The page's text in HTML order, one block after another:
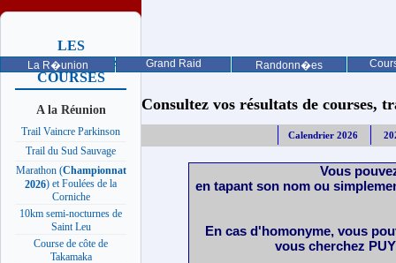
La R�union Grand Raid Randonn�es
LES
PROCHAINES
COURSES
A la Réunion
Trail Vaincre Parkinson
Trail du Sud Sauvage
Marathon (Championnat
2026) et Foulées de la
Corniche
10km semi-nocturnes de
Saint Leu
Course de côte de
Takamaka
Consultez vos résultats de courses,
Calendrier 2026
Vous
en tapant son nom ou
En cas d'homonyme, vous
vous cherchez